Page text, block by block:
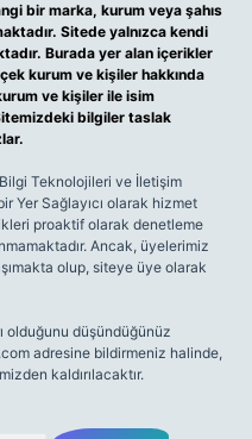
bir marka, kurum veya şahıs
Sitede yalnızca kendi
Burada yer alan içerikler
kurum ve kişiler hakkında
ve kişiler ile isim
bilgiler taslak
Teknolojileri ve İletişim
Yer Sağlayıcı olarak hizmet
proaktif olarak denetleme
Ancak, üyelerimiz
olup, siteye üye olarak
olduğunu düşündüğünüz
adresine bildirmeniz halinde,
kaldırılacaktır.